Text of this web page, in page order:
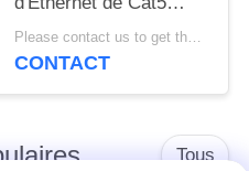
Rj45 avec le
transformateur Y/G
Please contact us to get the latest price. MOQ:1 morceau
CONTACT
Tous